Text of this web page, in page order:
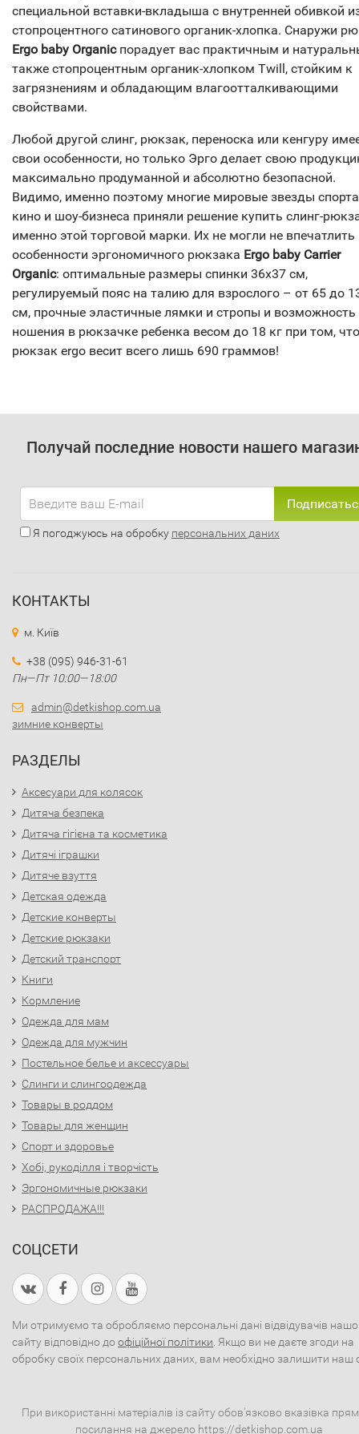
специальной вставки-вкладыша с внутренней обивкой
стопроцентного сатинового органик-хлопка. Снаружи
Ergo baby Organicпорадует вас практичным и
также стопроцентным органик-хлопком Twill, стойким к
загрязнениям и обладающим влагоотталкивающими
свойствами.
Любой другой слинг, рюкзак, переноска или кенгуру
свои особенности, но только Эрго делает свою
максимально продуманной и абсолютно безопасной.
Видимо, именно поэтому многие мировые звезды
кино и шоу-бизнеса приняли решение купить слинг-
именно этой торговой марки. Их не могли не впечатлить
особенности эргономичного рюкзака Ergo baby Carrier
Organic: оптимальные размеры спинки 36х37 см,
регулируемый пояс на талию для взрослого – от 65 до
см, прочные эластичные лямки и стропы и возможность
ношения в рюкзачке ребенка весом до 18 кг при том,
рюкзак ergo весит всего лишь 690 граммов!
Получай последние новости нашего
Я погоджуюсь на обробку персональних даних
КОНТАКТЫ
м. Київ
+38 (095) 946-31-61
Пн—Пт 10:00—18:00
admin@detkishop.com.ua
зимние конверты
РАЗДЕЛЫ
Аксесуари для колясок
Дитяча безпека
Дитяча гігієна та косметика
Дитячі іграшки
Дитяче взуття
Детская одежда
Детские конверты
Детские рюкзаки
Детский транспорт
Книги
Кормление
Одежда для мам
Одежда для мужчин
Постельное белье и аксессуары
Слинги и слингоодежда
Товары в роддом
Товары для женщин
Спорт и здоровье
Хобі, рукоділля і творчість
Эргономичные рюкзаки
РАСПРОДАЖА!!!
СОЦСЕТИ
Ми отримуємо та обробляємо персональні дані відвідувачів
сайту відповідно до офіційної політики . Якщо ви не даєте згоди на
обробку своїх персональних даних, вам необхідно залишити наш
При використанні матеріалів із сайту обов'язково вказівка
посилання на джерело https://detkishop.com.ua